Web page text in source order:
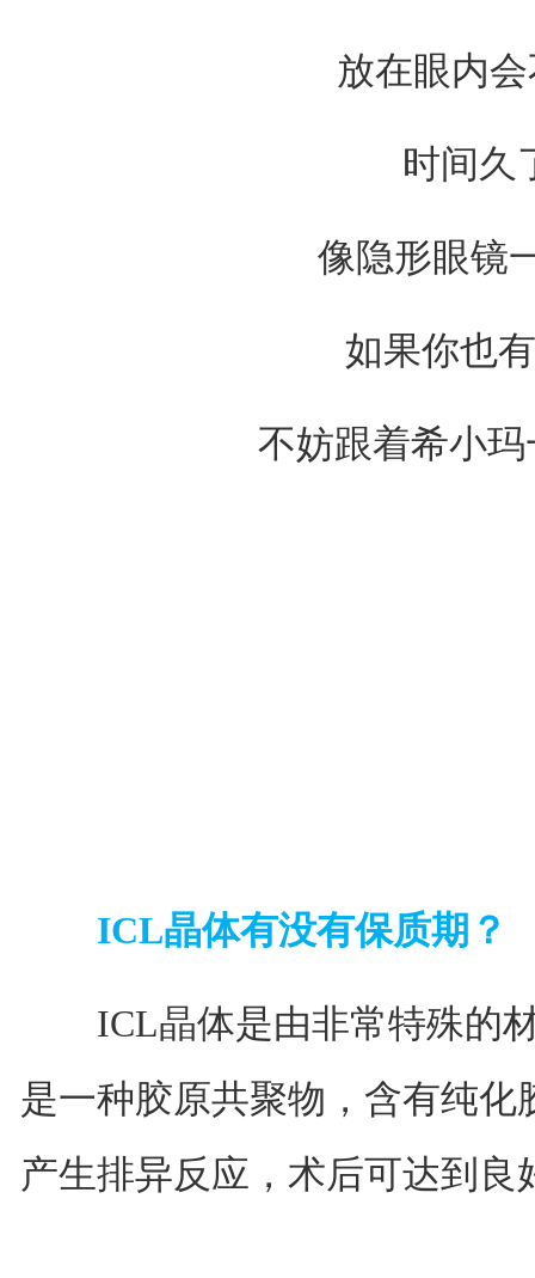
放在眼内会
时间久
像隐形眼镜一
如果你也有
不妨跟着希小玛
ICL晶体有没有保质期？
ICL晶体是由非常特殊的材
是一种胶原共聚物，含有纯
产生排异反应，术后可达到良